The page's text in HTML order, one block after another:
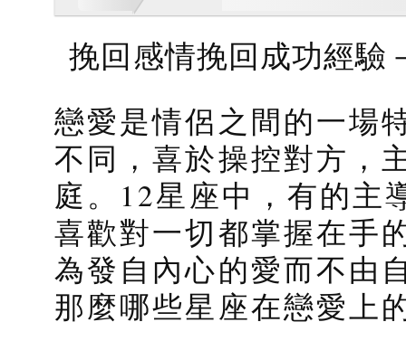
挽回感情挽回成功經驗
戀愛是情侶之間的一場
不同，喜於操控對方，
庭。12星座中，有的主
喜歡對一切都掌握在手
為發自內心的愛而不由
那麼哪些星座在戀愛上